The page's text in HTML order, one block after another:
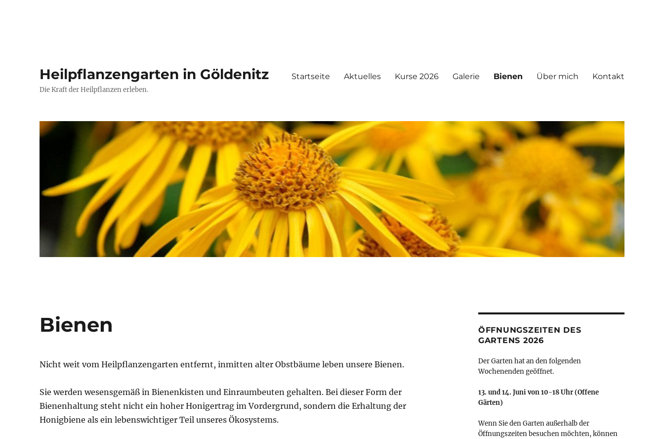
Heilpflanzengarten in Göldenitz
Die Kraft der Heilpflanzen erleben.
Startseite Aktuelles Kurse 2026 Galerie Bienen Über mich Kontakt
Bienen
Nicht weit vom Heilpflanzengarten entfernt, inmitten alter Obstbäume leben unsere Bienen.
Sie werden wesensgemäß in Bienenkisten und Einraumbeuten gehalten. Bei dieser Form der
Bienenhaltung steht nicht ein hoher Honigertrag im Vordergrund, sondern die Erhaltung der
Honigbiene als ein lebenswichtiger Teil unseres Ökosystems.
ÖFFNUNGSZEITEN DES
GARTENS 2026
Der Garten hat an den folgenden
Wochenenden geöffnet.
13. und 14. Juni von 10-18 Uhr (Offene
Gärten)
Wenn Sie den Garten außerhalb der
Öffnungszeiten besuchen möchten, können